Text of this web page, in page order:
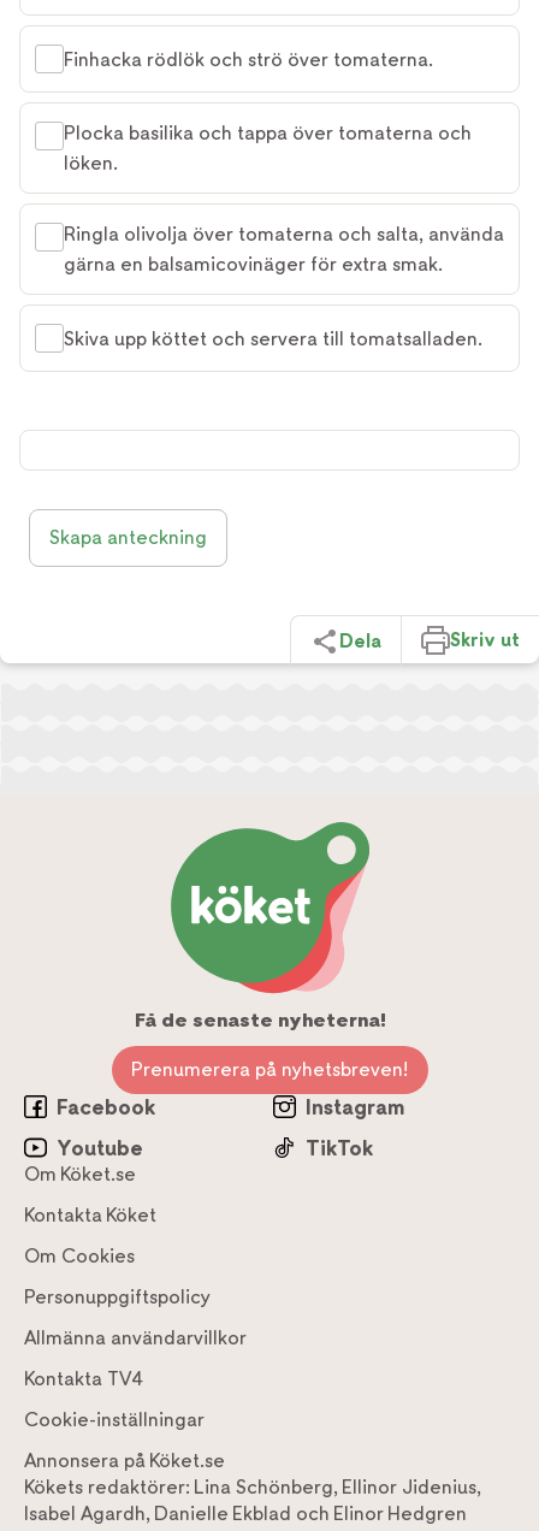
Finhacka rödlök och strö över tomaterna.
Plocka basilika och tappa över tomaterna och
löken.
Ringla olivolja över tomaterna och salta, använda
gärna en balsamicovinäger för extra smak.
Skiva upp köttet och servera till tomatsalladen.
Skapa anteckning
Dela Skriv ut
Få de senaste nyheterna!
Prenumerera på nyhetsbreven!
Facebook
Instagram
Youtube
TikTok
Om Köket.se
Kontakta Köket
Om Cookies
Personuppgiftspolicy
Allmänna användarvillkor
Kontakta TV4
Cookie-inställningar
Annonsera på Köket.se
Kökets redaktörer: Lina Schönberg, Ellinor Jidenius,
Isabel Agardh, Danielle Ekblad och Elinor Hedgren